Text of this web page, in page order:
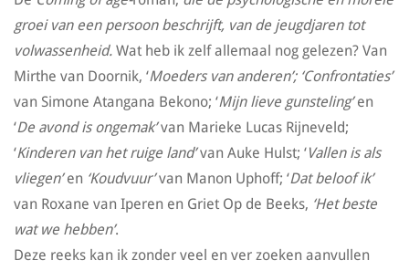
groei van een persoon beschrijft, van de jeugdjaren tot
volwassenheid. Wat heb ik zelf allemaal nog gelezen? Van
Mirthe van Doornik, ‘Moeders van anderen’; ‘Confrontaties’
van Simone Atangana Bekono; ‘Mijn lieve gunsteling’en
‘De avond is ongemak’van Marieke Lucas Rijneveld;
‘Kinderen van het ruige land’van Auke Hulst; ‘Vallen is als
vliegen’en ‘Koudvuur’van Manon Uphoff; ‘Dat beloof ik’
van Roxane van Iperen en Griet Op de Beeks, ‘Het beste
wat we hebben’.
Deze reeks kan ik zonder veel en ver zoeken aanvullen